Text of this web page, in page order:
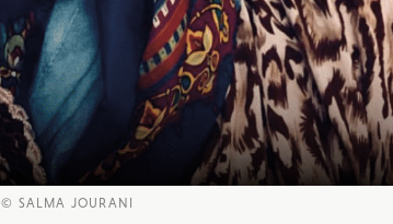
SALMA JOURANI